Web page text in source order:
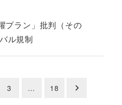
ラン」批判（その
ル規制
3 … 18